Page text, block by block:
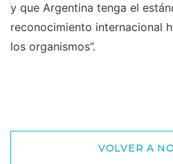
y que Argentina tenga el
reconocimiento internacional
los organismos”.
VOLVER A